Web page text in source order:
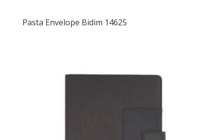
Pasta Envelope Bidim 14625